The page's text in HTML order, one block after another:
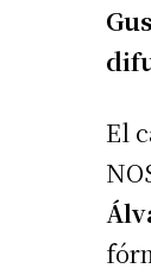
El